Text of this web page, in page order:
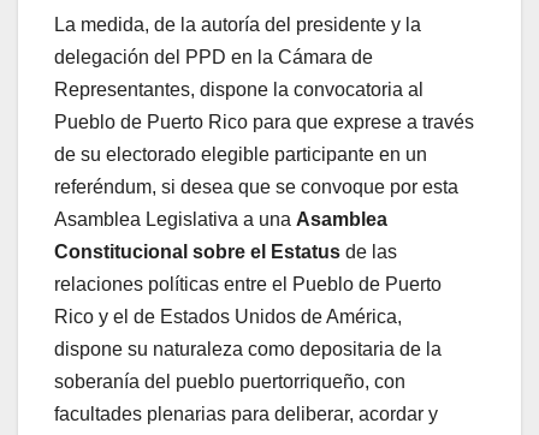
La medida, de la autoría del presidente y la
delegación del PPD en la Cámara de
Representantes, dispone la convocatoria al
Pueblo de Puerto Rico para que exprese a través
de su electorado elegible participante en un
referéndum, si desea que se convoque por esta
Asamblea Legislativa a una Asamblea
Constitucional sobre el Estatus de las
relaciones políticas entre el Pueblo de Puerto
Rico y el de Estados Unidos de América,
dispone su naturaleza como depositaria de la
soberanía del pueblo puertorriqueño, con
facultades plenarias para deliberar, acordar y